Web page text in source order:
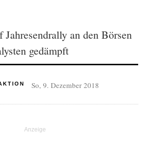
Jahresendrally an den Börsen
gedämpft
So, 9. Dezember 2018